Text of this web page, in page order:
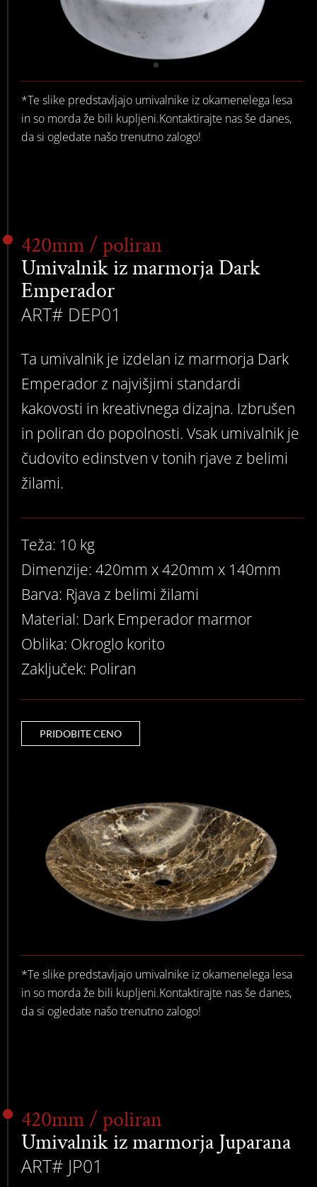
*Te slike predstavljajo umivalnike iz okamenelega lesa
in so morda že bili kupljeni.Kontaktirajte nas še danes,
da si ogledate našo trenutno zalogo!
420mm / poliran
Umivalnik iz marmorja Dark
Emperador
ART# DEP01
Ta umivalnik je izdelan iz marmorja Dark
Emperador z najvišjimi standardi
kakovosti in kreativnega dizajna. Izbrušen
in poliran do popolnosti. Vsak umivalnik je
čudovito edinstven v tonih rjave z belimi
žilami.
Teža: 10 kg
Dimenzije: 420mm x 420mm x 140mm
Barva: Rjava z belimi žilami
Material: Dark Emperador marmor
Oblika: Okroglo korito
Zaključek: Poliran
PRIDOBITE CENO
*Te slike predstavljajo umivalnike iz okamenelega lesa
in so morda že bili kupljeni.Kontaktirajte nas še danes,
da si ogledate našo trenutno zalogo!
420mm / poliran
Umivalnik iz marmorja Juparana
ART# JP01